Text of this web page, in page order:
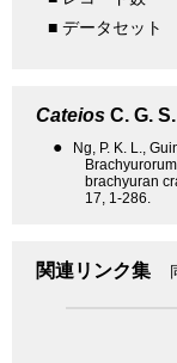
■ データセット
Cateios C. G.
●
Ng, P. K. L.,
brachyuran
17, 1-286.
関連リンク集